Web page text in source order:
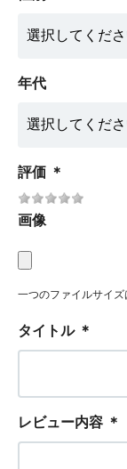
年代
評価 ＊
画像
一つのファイルサイズ
タイトル ＊
レビュー内容 ＊